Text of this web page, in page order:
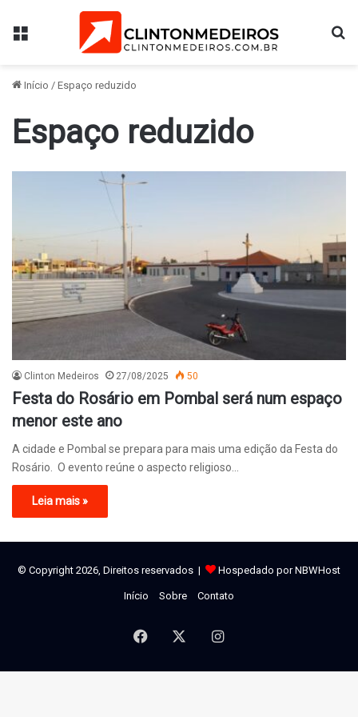
Menu
Início / Espaço reduzido
Espaço reduzido
Clinton Medeiros 27/08/2025 50
Festa do Rosário em Pombal será num espaço
menor este ano
A cidade e Pombal se prepara para mais uma edição da Festa do
Rosário. O evento reúne o aspecto religioso…
Leia mais »
© Copyright 2026, Direitos reservados | Hospedado por NBWHost
Início Sobre Contato
Facebook Instagram